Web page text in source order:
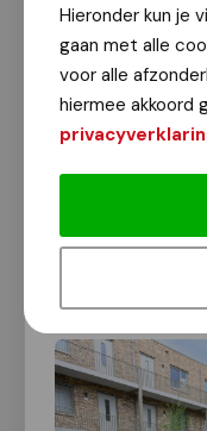
Hieronder kun je
gaan met alle
voor alle
hiermee akkoord
Op woensdag 23
Vergunst
Hof van Holland
inNijmegen-
Spiegelwaal).
appartementen